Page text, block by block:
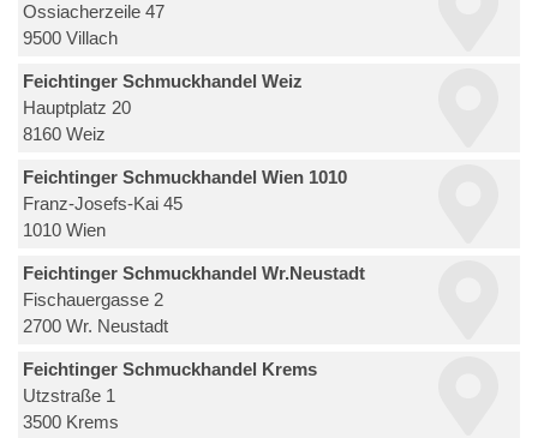
Ossiacherzeile 47
9500 Villach
Feichtinger Schmuckhandel Weiz
Hauptplatz 20
8160 Weiz
Feichtinger Schmuckhandel Wien 1010
Franz-Josefs-Kai 45
1010 Wien
Feichtinger Schmuckhandel Wr.Neustadt
Fischauergasse 2
2700 Wr. Neustadt
Feichtinger Schmuckhandel Krems
Utzstraße 1
3500 Krems